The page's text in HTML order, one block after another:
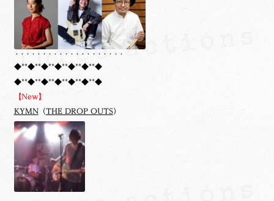
・・・・・・・・・・・・・・・・・・・・
◆**◆**◆**◆**◆**◆**◆
◆**◆**◆**◆**◆**◆**◆
【New】
KYMN（THE DROP OUTS）